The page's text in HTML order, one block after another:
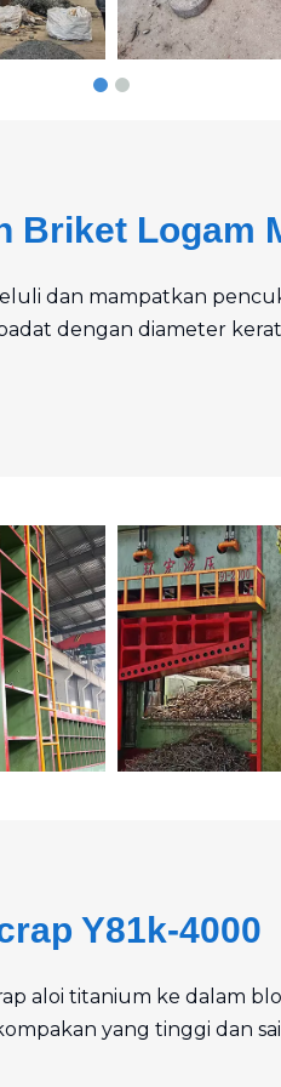
Briket Logam
dan mampatkan
dengan diameter
Y81k-4000
aloi titanium ke dalam
yang tinggi dan